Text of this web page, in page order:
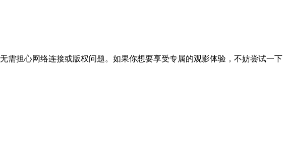
需担心网络连接或版权问题。如果你想要享受专属的观影体验，不妨尝试一下